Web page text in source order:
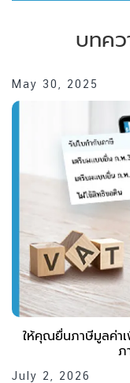
บทค
May 30, 2025
ให้คุณยื่นภาษีมูลค่าเ
ภ
July 2, 2026